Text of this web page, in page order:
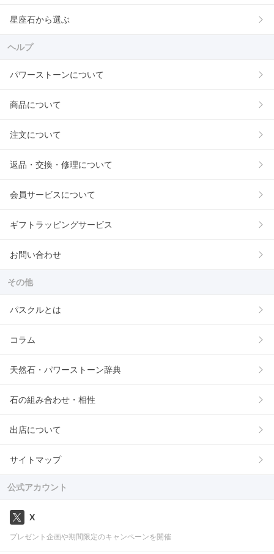
星座石から選ぶ
ヘルプ
パワーストーンについて
商品について
注文について
返品・交換・修理について
会員サービスについて
ギフトラッピングサービス
お問い合わせ
その他
パスクルとは
コラム
天然石・パワーストーン辞典
石の組み合わせ・相性
出店について
サイトマップ
公式アカウント
X
プレゼント企画や期間限定のキャンペーンを開催